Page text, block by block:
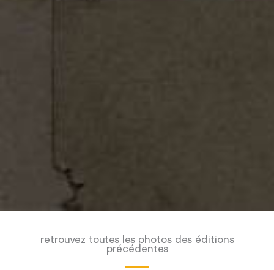
retrouvez toutes les photos des éditions
précédentes